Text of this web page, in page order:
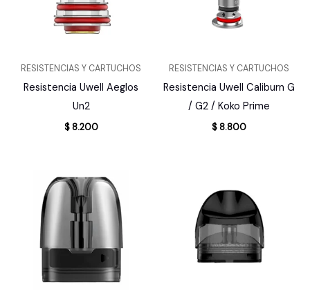
RESISTENCIAS Y CARTUCHOS
Resistencia Uwell Aeglos
Un2
$8.200
RESISTENCIAS Y CARTUCHOS
Resistencia Uwell Caliburn G
/ G2 / Koko Prime
$8.800